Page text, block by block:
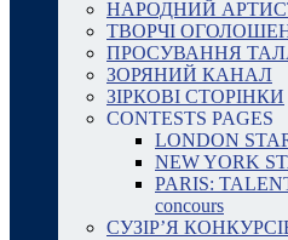
НАРОДНИЙ
ТВОРЧІ
ПРОСУВАННЯ
ЗОРЯНИЙ КАНАЛ
ЗІРКОВІ СТОРІНКИ
CONTESTS PAGES
LONDON
NEW YORK
PARIS:
concours
СУЗІР’Я